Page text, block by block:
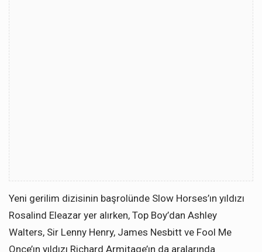
Yeni gerilim dizisinin başrolünde Slow Horses’ın yıldızı
Rosalind Eleazar yer alırken, Top Boy’dan Ashley
Walters, Sir Lenny Henry, James Nesbitt ve Fool Me
Once’ın yıldızı Richard Armitage’ın da aralarında